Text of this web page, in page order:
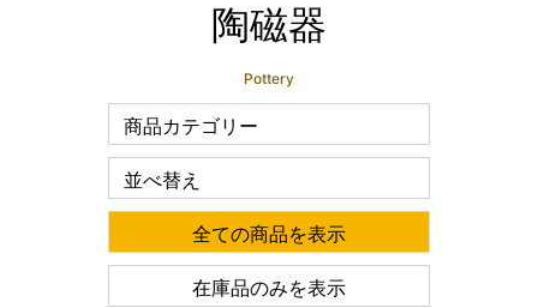
陶磁器
Pottery
商品カテゴリー
並べ替え
全ての商品を表示
在庫品のみを表示